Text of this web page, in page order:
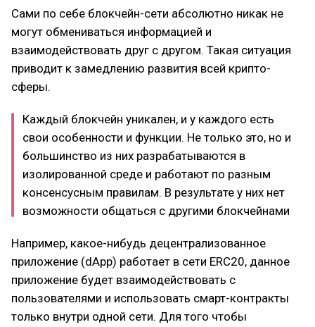
Сами по себе блокчейн-сети абсолютно никак не
могут обмениваться информацией и
взаимодействовать друг с другом. Такая ситуация
приводит к замедлению развития всей крипто-
сферы.
Каждый блокчейн уникален, и у каждого есть
свои особенности и функции. Не только это, но и
большинство из них разрабатываются в
изолированной среде и работают по разным
консенсусным правилам. В результате у них нет
возможности общаться с другими блокчейнами
Например, какое-нибудь децентрализованное
приложение (dApp) работает в сети ERC20, данное
приложение будет взаимодействовать с
пользователями и использовать смарт-контракты
только внутри одной сети. Для того чтобы